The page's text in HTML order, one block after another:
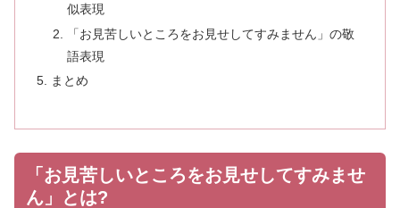
似表現
「お見苦しいところをお見せしてすみません」の敬
語表現
まとめ
「お見苦しいところをお見せしてすみませ
ん」とは?